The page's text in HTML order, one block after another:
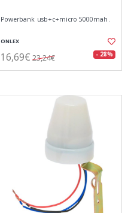
Powerbank usb+c+micro 5000mah.
ONLEX
16,69€ 23,24€ - 28%